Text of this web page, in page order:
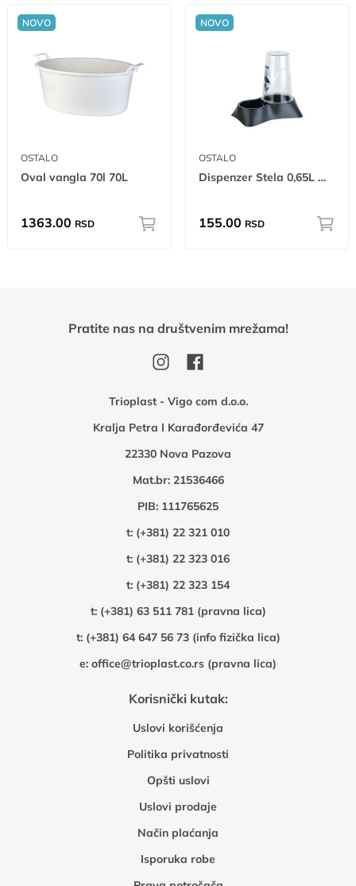
NOVO
OSTALO
Oval vangla 70l 70L
1363.00 RSD
NOVO
OSTALO
Dispenzer Stela 0,65L W
155.00 RSD
Trioplast - Vigo com d.o.o.
Kralja Petra I Karađorđevića 47
22330 Nova Pazova
Mat.br: 21536466
PIB: 111765625
t: (+381) 22 321 010
t: (+381) 22 323 016
t: (+381) 22 323 154
t: (+381) 63 511 781 (pravna lica)
t: (+381) 64 647 56 73 (info fizička lica)
e: office@trioplast.co.rs (pravna lica)
Korisnički kutak:
Uslovi korišćenja
Politika privatnosti
Opšti uslovi
Uslovi prodaje
Način plaćanja
Isporuka robe
Pratite nas na društvenim mrežama!